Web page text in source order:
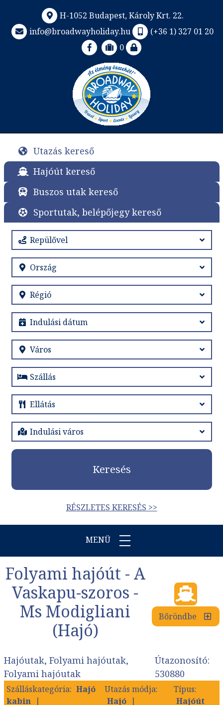
H-1052 Budapest, Károly Krt. 22.
info@broadwayholiday.hu
(+36 1) 327 01 20
0
Utazás kereső
Hajóút kereső
Buszos utak kereső
Sportutak, belépőjegy kereső
Keresés
RÉSZLETES KERESÉS >>
MENÜ
Folyami hajóút - A
Vaskapu-szoros -
Ms Modigliani
(Hajó)
Bőröndbe
Hajóutak, Folyami hajóutak,
Folyami hajóutak
Útazonosító:
530880
Szálláskategória: Hajó
kabin
Utazás módja:
Hajó
Típus:
Hajóút